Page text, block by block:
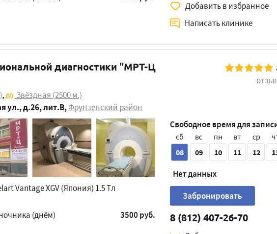
Добавить в избранное
Написать клинике
диагностики "МРТ-Ц
, Звёздная (2500 м.)
ул., д.26, лит.В,Фрунзенский район
Vantage XGV (Япония) 1.5 Tл
(днём)
3500 руб.
Свободное время для
сб
08
вс
09
пн
10
вт
11
ср
12
Нет данных
Забронировать
8 (812) 407-26-70